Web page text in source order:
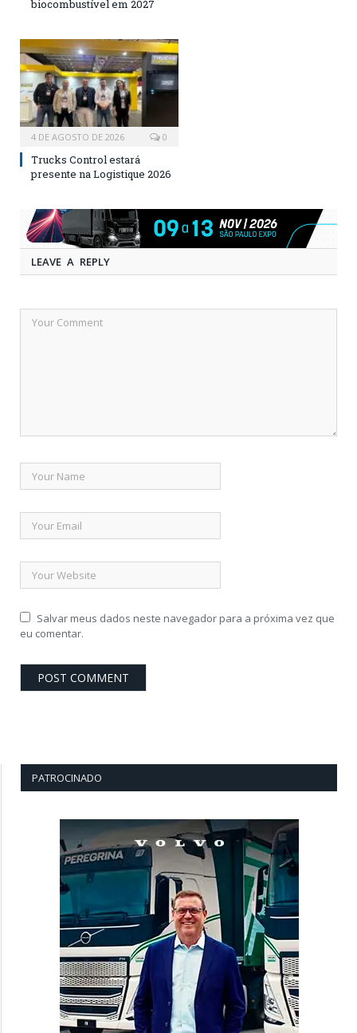
biocombustível em 2027
4 DE AGOSTO DE 2026 0
Trucks Control estará
presente na Logistique 2026
LEAVE A REPLY
Salvar meus dados neste navegador para a próxima vez que
eu comentar.
PATROCINADO